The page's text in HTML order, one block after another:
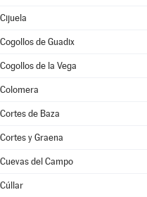
Cijuela
Cogollos de Guadix
Cogollos de la Vega
Colomera
Cortes de Baza
Cortes y Graena
Cuevas del Campo
Cúllar